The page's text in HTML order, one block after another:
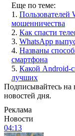
Еще по теме:
1. Пользователей
мошенничества
2. Как спасти
3. WhatsApp
4. Названы
смартфона
5. Какой Android-
лучших
Подписывайтесь на
новостей дня.
Реклама
Новости
04:13